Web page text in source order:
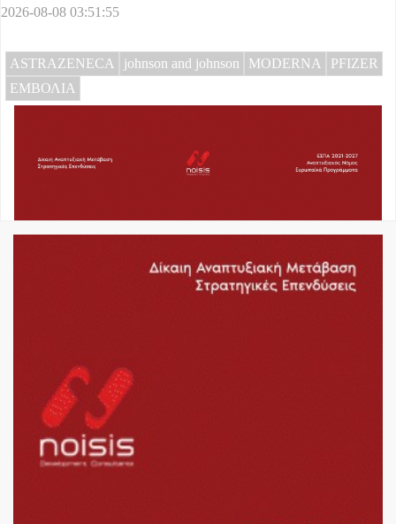
2026-08-08 03:51:55
ASTRAZENECA johnson and johnson MODERNA
PFIZER
ΕΜΒΟΛΙΑ